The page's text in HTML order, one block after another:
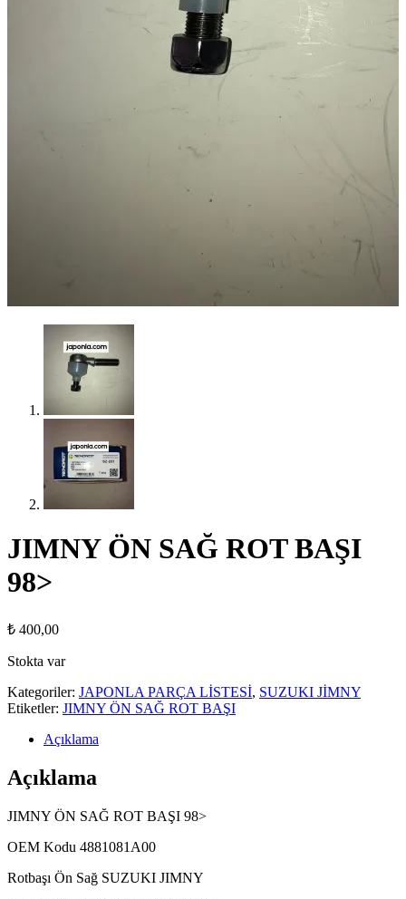
JIMNY ÖN SAĞ ROT BAŞI
98>
₺ 400,00
Stokta var
Kategoriler: JAPONLA PARÇA LİSTESİ, SUZUKI JİMNY
Etiketler: JIMNY ÖN SAĞ ROT BAŞI
Açıklama
Açıklama
JIMNY ÖN SAĞ ROT BAŞI 98>
OEM Kodu 4881081A00
Rotbaşı Ön Sağ SUZUKI JIMNY